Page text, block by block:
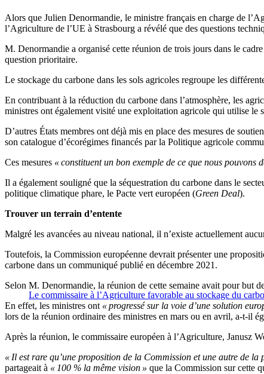
Alors que Julien Denormandie, le ministre français en charge de
l’Agriculture de l’UE à Strasbourg a révélé que des questions
M. Denormandie a organisé cette réunion de trois jours dans le
question prioritaire.
Le stockage du carbone dans les sols agricoles regroupe les
En contribuant à la réduction du carbone dans l’atmosphère, les
ministres ont également visité une exploitation agricole qui utilise le
D’autres États membres ont déjà mis en place des mesures de
son catalogue d’écorégimes financés par la Politique agricole
Ces mesures « constituent un bon exemple de ce que nous pouvons
Il a également souligné que la séquestration du carbone dans le
politique climatique phare, le Pacte vert européen (Green Deal).
Trouver un terrain d’entente
Malgré les avancées au niveau national, il n’existe actuellement
Toutefois, la Commission européenne devrait présenter une
carbone dans un communiqué publié en décembre 2021.
Le commissaire à l’Agriculture favorable au stockage du
Selon M. Denormandie, la réunion de cette semaine avait pour but
En effet, les ministres ont « progressé sur la voie d’une solution
lors de la réunion ordinaire des ministres en mars ou en avril, a-t-il
Après la réunion, le commissaire européen à l’Agriculture, Janusz
« Il est rare qu’une proposition de la Commission et une autre de
partageait à « 100 % la même vision » que la Commission sur cette